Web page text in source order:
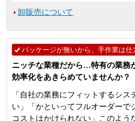
卸販売について
パッケージが無いから、手作業は仕
ニッチな業種だから…特有の業
効率化をあきらめていませんか？
「自社の業務にフィットするシス
い」「かといってフルオーダーで
コストはかけられない」このよう